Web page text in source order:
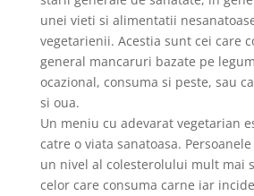
unei vieti si alimentatii
vegetarienii. Acestia sunt cei care
general mancaruri bazate pe
ocazional, consuma si peste, sau
si oua.
Un meniu cu adevarat vegetarian
catre o viata sanatoasa.
un nivel al colesterolului mult mai
celor care consuma carne iar